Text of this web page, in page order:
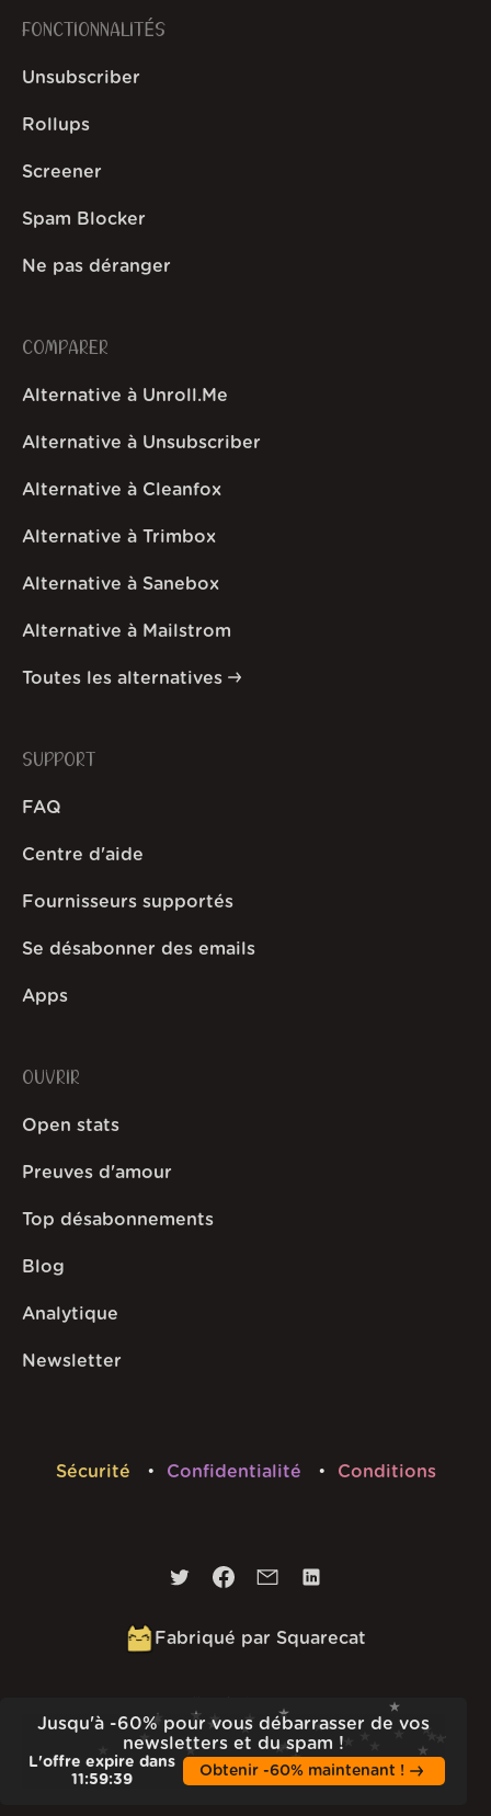
Jusqu'à -60% pour vous débarrasser de vos
newsletters et du spam !
L'offre expire dans
11:59:38
Obtenir -60% maintenant !
FONCTIONNALITÉS
Unsubscriber
Rollups
Screener
Spam Blocker
Ne pas déranger
COMPARER
Alternative à Unroll.Me
Alternative à Unsubscriber
Alternative à Cleanfox
Alternative à Trimbox
Alternative à Sanebox
Alternative à Mailstrom
Toutes les alternatives
SUPPORT
FAQ
Centre d'aide
Fournisseurs supportés
Se désabonner des emails
Apps
OUVRIR
Open stats
Preuves d'amour
Top désabonnements
Blog
Analytique
Newsletter
Sécurité Confidentialité Conditions
Fabriqué par Squarecat
v1.55.1